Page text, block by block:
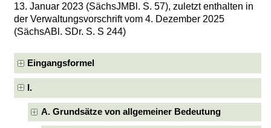
13. Januar 2023 (SächsJMBl. S. 57), zuletzt enthalten in
der Verwaltungsvorschrift vom 4. Dezember 2025
(SächsABl. SDr. S. S 244)
Eingangsformel
I.
A. Grundsätze von allgemeiner Bedeutung